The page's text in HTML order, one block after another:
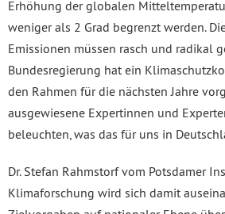
Erhöhung der globalen
weniger als 2 Grad begrenzt werden.
Emissionen müssen rasch und radikal
Bundesregierung hat ein
den Rahmen für die nächsten Jahre
ausgewiesene Expertinnen und
beleuchten, was das für uns in
Dr. Stefan Rahmstorf vom Potsdamer
Klimaforschung wird sich damit